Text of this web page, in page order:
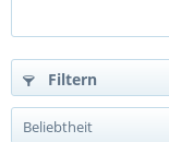
Filtern